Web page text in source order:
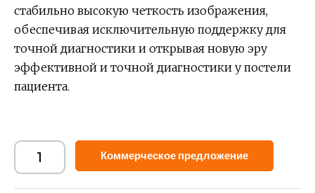
стабильно высокую четкость изображения,
обеспечивая исключительную поддержку для
точной диагностики и открывая новую эру
эффективной и точной диагностики у постели
пациента.
Коммерческое предложение